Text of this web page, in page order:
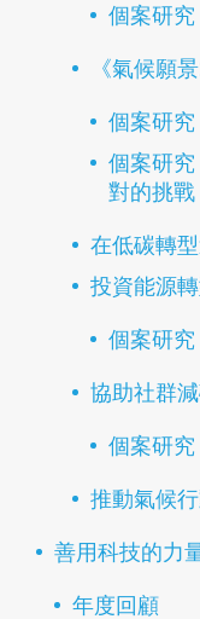
個案研
《氣候願
個案研
個案研究
對的挑戰
在低碳轉
投資能源
個案研究
協助社群
個案研
推動氣候
善用科技的力
年度回顧